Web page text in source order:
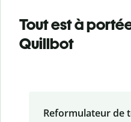
Tout est à
Quillbot
Reformulateur de